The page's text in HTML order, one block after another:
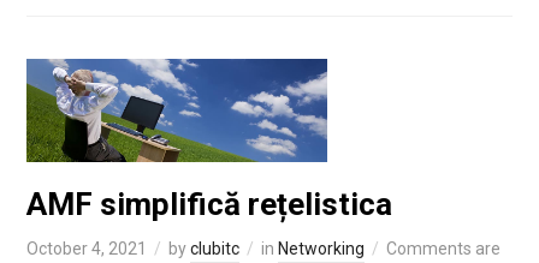
AMF simplifică rețelistica
October 4, 2021 byclubitc in Networking
Comments are